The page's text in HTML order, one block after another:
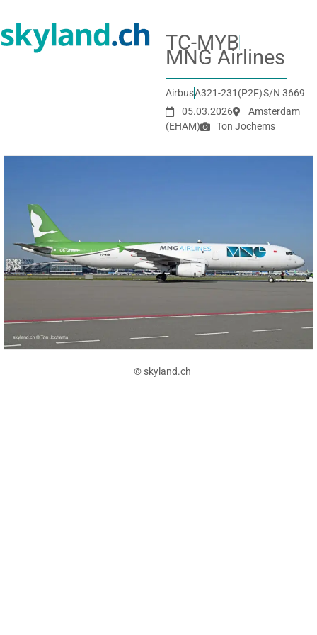
TC-MYB
MNG Airlines
AirbusA321-231(P2F)S/N 3669
05.03.2026
Amsterdam
(EHAM)
Ton Jochems
© skyland.ch